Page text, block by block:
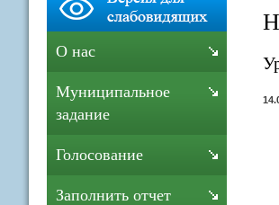
О нас
Муниципальное
задание
Голосование
Заполнить отчет